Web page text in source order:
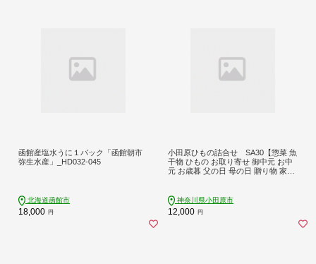
函館産塩水うに１パック「函館朝市
弥生水産」_HD032-045
北海道函館市
18,000 円
小田原ひもの詰合せ SA30【惣菜 魚
干物 ひもの お取り寄せ 御中元 お中
元 お歳暮 父の日 母の日 贈り物 家庭
小田原市 】
神奈川県小田原市
12,000 円